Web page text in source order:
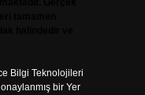
Bilgi Teknolojileri
bir Yer